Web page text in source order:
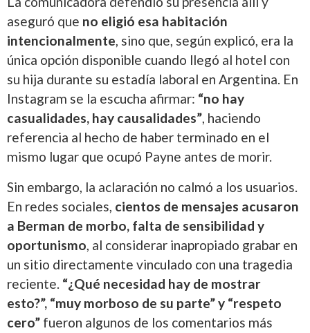
aseguró que no eligió esa habitación
intencionalmente, sino que, según explicó, era la
única opción disponible cuando llegó al hotel con
su hija durante su estadía laboral en Argentina. En
Instagram se la escucha afirmar: “no hay
casualidades, hay causalidades”, haciendo
referencia al hecho de haber terminado en el
mismo lugar que ocupó Payne antes de morir.
Sin embargo, la aclaración no calmó a los usuarios.
En redes sociales, cientos de mensajes acusaron
a Berman de morbo, falta de sensibilidad y
oportunismo, al considerar inapropiado grabar en
un sitio directamente vinculado con una tragedia
reciente. “¿Qué necesidad hay de mostrar
esto?”, “muy morboso de su parte” y “respeto
cero” fueron algunos de los comentarios más